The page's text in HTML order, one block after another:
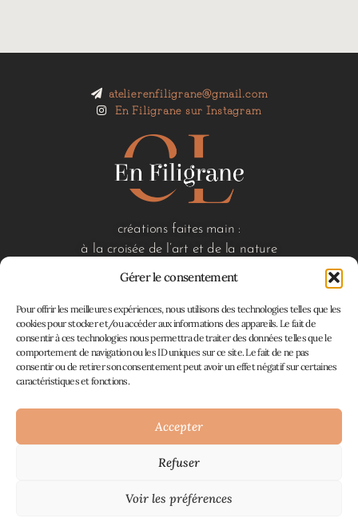
Gérer le consentement
Pour offrir les meilleures expériences, nous utilisons des technologies telles que les
cookies pour stocker et/ou accéder aux informations des appareils. Le fait de
consentir à ces technologies nous permettra de traiter des données telles que le
comportement de navigation ou les ID uniques sur ce site. Le fait de ne pas
consentir ou de retirer son consentement peut avoir un effet négatif sur certaines
caractéristiques et fonctions.
Accepter
Refuser
Voir les préférences
atelierenfiligrane@gmail.com
En Filigrane sur Instagram
créations faites main :
à la croisée de l’art et de la nature
liens utiles
accueil
boutique
mon panier
Atelier En Filigrane © 2026
Mentions Légales | Plan du site
Politique de confidentialité